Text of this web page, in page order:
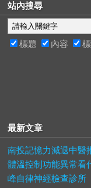
站內搜尋
標題 內容
最新文章
南投記憶力減退中醫
體溫控制功能異常看
峰自律神經檢查診所